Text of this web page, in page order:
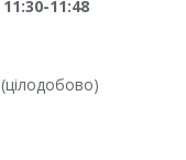
11:30-11:48
(цілодобово)